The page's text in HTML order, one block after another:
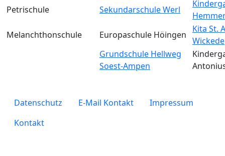
Petrischule Sekundarschule Werl
Melanchthonschule
Europaschule Höingen
Kita St.
Wickede
Grundschule Hellweg
Soest-Ampen
legals
Datenschutz E-Mail Kontakt
Impressum
Kontakt